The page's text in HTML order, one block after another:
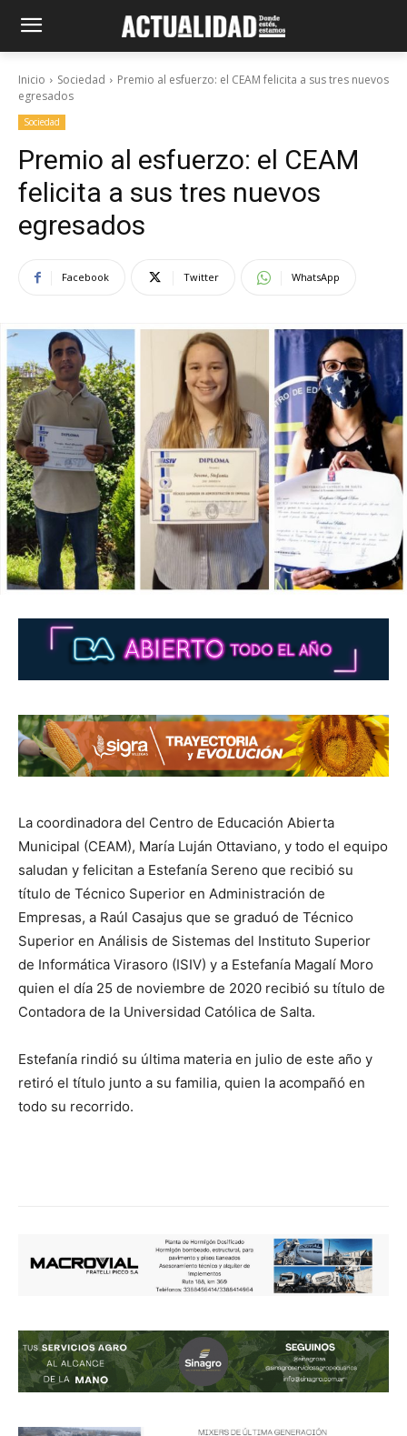
Inicio Sociedad
Premio al esfuerzo: el CEAM felicita a sus tres nuevos
egresados
Sociedad
Premio al esfuerzo: el CEAM
felicita a sus tres nuevos
egresados
Facebook Twitter WhatsApp
La coordinadora del Centro de Educación Abierta
Municipal (CEAM), María Luján Ottaviano, y todo el equipo
saludan y felicitan a Estefanía Sereno que recibió su
título de Técnico Superior en Administración de
Empresas, a Raúl Casajus que se graduó de Técnico
Superior en Análisis de Sistemas del Instituto Superior
de Informática Virasoro (ISIV) y a Estefanía Magalí Moro
quien el día 25 de noviembre de 2020 recibió su título de
Contadora de la Universidad Católica de Salta.
Estefanía rindió su última materia en julio de este año y
retiró el título junto a su familia, quien la acompañó en
todo su recorrido.